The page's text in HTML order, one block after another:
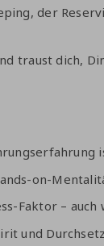
der
traust dich,
on-
Faktor – auch
und